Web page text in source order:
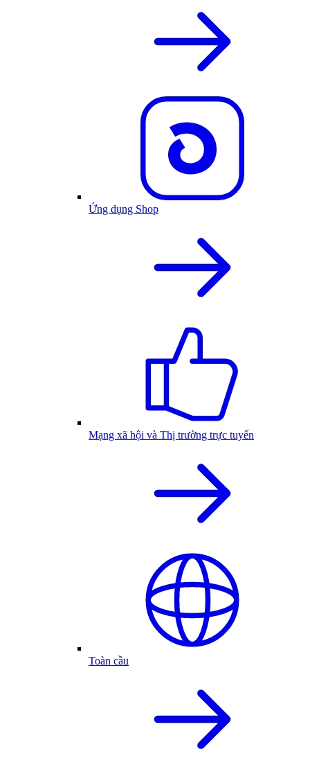
Ứng dụng Shop
Mạng xã hội và Thị trường trực tuyến
Toàn cầu